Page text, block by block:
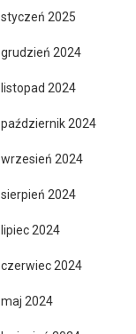
styczeń 2025
grudzień 2024
listopad 2024
październik 2024
wrzesień 2024
sierpień 2024
lipiec 2024
czerwiec 2024
maj 2024